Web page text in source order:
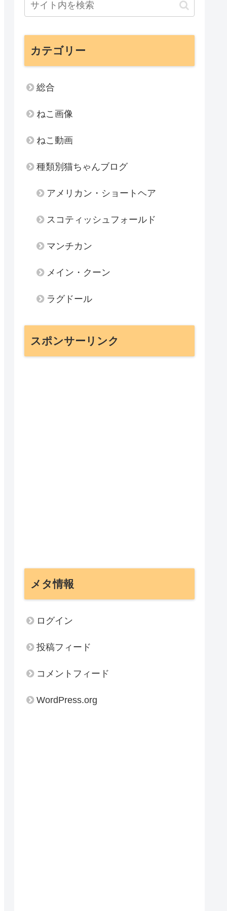
カテゴリー
総合
ねこ画像
ねこ動画
種類別猫ちゃんブログ
アメリカン・ショートヘア
スコティッシュフォールド
マンチカン
メイン・クーン
ラグドール
スポンサーリンク
メタ情報
ログイン
投稿フィード
コメントフィード
WordPress.org